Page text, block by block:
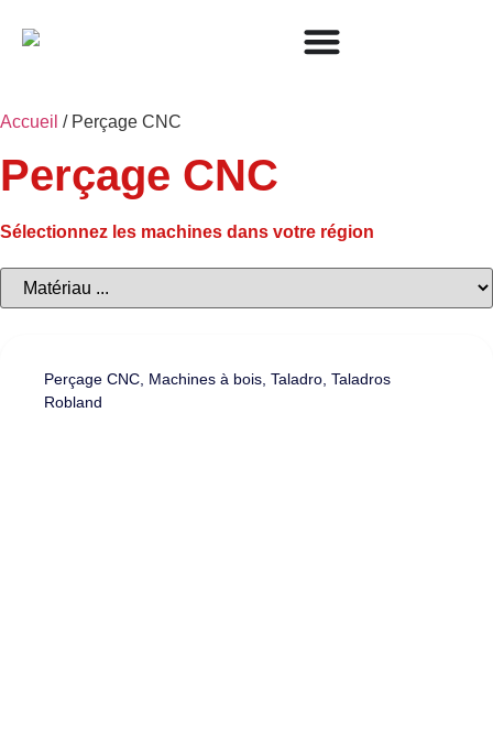
Accueil / Perçage CNC
Perçage CNC
Sélectionnez les machines dans votre région
Perçage CNC Machines à bois Taladro Taladros
Robland